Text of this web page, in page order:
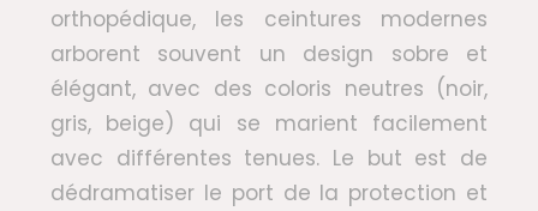
orthopédique, les ceintures modernes
arborent souvent un design sobre et
élégant, avec des coloris neutres (noir,
gris, beige) qui se marient facilement
avec différentes tenues. Le but est de
dédramatiser le port de la protection et